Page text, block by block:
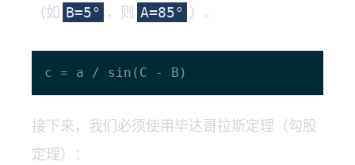
（如 B=5° ，则 A=85° ）。
接下来，我们必须使用毕达哥拉斯定理（勾股
定理）：